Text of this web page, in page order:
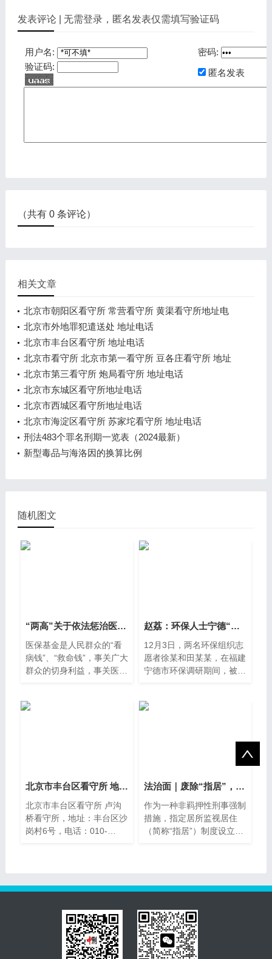
发表评论 | 无需登录，匿名发表仅需填写验证码
用户名:
密码:
验证码:
匿名发表
（共有 0条评论）
相关文章
北京市朝阳区看守所 常营看守所 黄渠看守所地址电
话
北京市外地罪犯遣送处 地址电话
北京市丰台区看守所 地址电话
北京市看守所 北京市第一看守所 豆各庄看守所 地址
电话
北京市第三看守所 炮局看守所 地址电话
北京市东城区看守所地址电话
北京市西城区看守所地址电话
北京市海淀区看守所 苏家坨看守所 地址电话
刑法483个罪名刑期一览表（2024最新）
新型毒品与海洛因的换算比例
随机图文
“两高”关于依法惩治医保骗保犯
医保基金是人民群众的“看
病钱”、“救命钱”，事关广大
群众的切身利益，事关医疗
赵荔：环保人士宁德“被嫖娼”的法
12月3日，两名环保组织志
愿者徐某和田某某，在福建
宁德市环保调研期间，被当
北京市丰台区看守所 地址电话
北京市丰台区看守所 卢沟
桥看守所，地址：丰台区沙
岗村6号，电话：010-
法治面｜废除“指居”，大势所趋？
作为一种非羁押性刑事强制
措施，指定居所监视居住
（简称“指居”）制度设立十